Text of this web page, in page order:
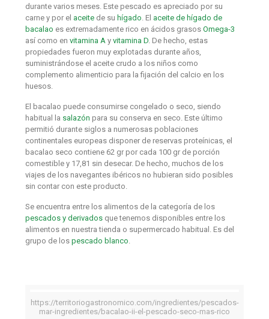
durante varios meses. Este pescado es apreciado por su
carne y por el aceite de suhígado . El aceite de hígado de
bacalao es extremadamente rico en ácidos grasosOmega-3
así como envitamina A yvitamina D . De hecho, estas
propiedades fueron muy explotadas durante años,
suministrándose el aceite crudo a los niños como
complemento alimenticio para la fijación del calcio en los
huesos.
El bacalao puede consumirse congelado o seco, siendo
habitual la salazón para su conserva en seco. Este último
permitió durante siglos a numerosas poblaciones
continentales europeas disponer de reservas proteínicas, el
bacalao seco contiene 62 gr por cada 100 gr de porción
comestible y 17,81 sin desecar. De hecho, muchos de los
viajes de los navegantes ibéricos no hubieran sido posibles
sin contar con este producto.
Se encuentra entre los alimentos de la categoría de los
pescados y derivados que tenemos disponibles entre los
alimentos en nuestra tienda o supermercado habitual. Es del
grupo de lospescado blanco
https://territoriogastronomico.com/ingredientes/pescados-
mar-ingredientes/bacalao-ii-el-pescado-seco-mas-rico